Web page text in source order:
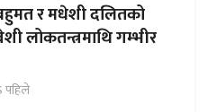
र मधेशी दलितको
लोकतन्त्रमाथि गम्भीर
पहिले